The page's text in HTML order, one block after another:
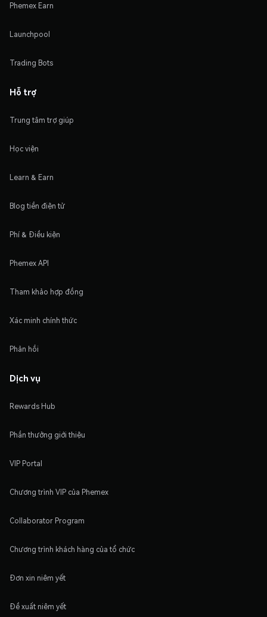
Phemex Earn
Launchpool
Trading Bots
Hỗ trợ
Trung tâm trợ giúp
Học viện
Learn & Earn
Blog tiền điện tử
Phí & Điều kiện
Phemex API
Tham khảo hợp đồng
Xác minh chính thức
Phản hồi
Dịch vụ
Rewards Hub
Phần thưởng giới thiệu
VIP Portal
Chương trình VIP của Phemex
Collaborator Program
Chương trình khách hàng của tổ chức
Đơn xin niêm yết
Đề xuất niêm yết